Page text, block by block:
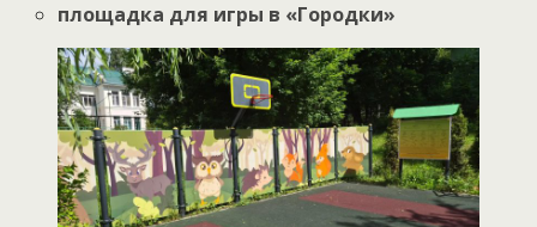
площадка для игры в «Городки»